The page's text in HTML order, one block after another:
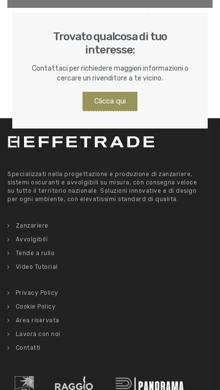
Trovato qualcosa di tuo
interesse:
Contattaci per richiedere maggiori informazioni o
cercare un rivenditore a te vicino.
Clicca qui
Specializzati nella progettazione e produzione di zanzariere,
sistemi oscuranti e avvolgibili su misura, con consegna veloce
su tutto il territorio nazionale. Soluzioni innovative e di design
per ogni ambiente, con elevatissimi standard di qualità.
Zanzariere
Avvolgibili
Tende a rullo
Video Tutorial
Privacy Policy
Cookie Policy
Area riservata
Lavora con noi
Contatti